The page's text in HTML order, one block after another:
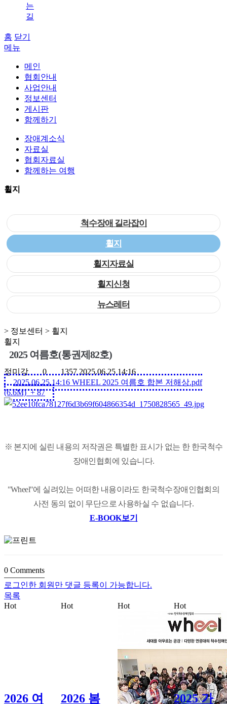
는
길
홈 닫기
메뉴
메인
협회안내
사업안내
정보센터
게시판
함께하기
장애계소식
자료실
협회자료실
함께하는 여행
휠지
척수장애 길라잡이
휠지
휠지자료실
휠지신청
뉴스레터
> 정보센터 > 휠지
휠지
2025 여름호(통권제82호)
정미강 0 1357 2025.06.25 14:16
2025.06.25 14:16 WHEEL 2025 여름호 합본 저해상.pdf
(6.6M)+ 87
※ 본지에 실린 내용의 저작권은 특별한 표시가 없는 한 한국척수
장애인협회에 있습니다.
"Wheel"에 실려있는 어떠한 내용이라도 한국척수장애인협회의
사전 동의 없이 무단으로 사용하실 수 없습니다.
E-BOOK보기
0 Comments
로그인한 회원만 댓글 등록이 가능합니다.
목록
Hot
2026 여
Hot
2026 봄
Hot Hot
2025 가